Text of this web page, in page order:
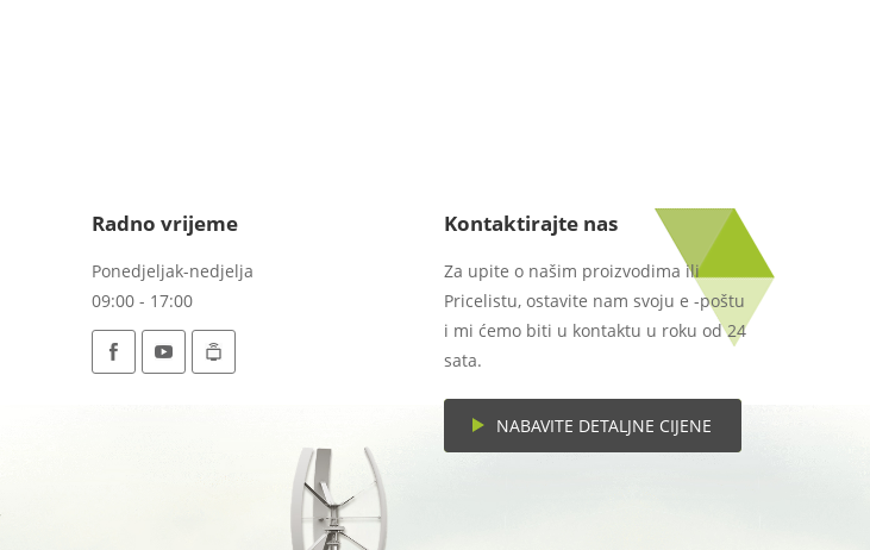
Radno vrijeme
Ponedjeljak-nedjelja
09:00 - 17:00
Kontaktirajte nas
Za upite o našim proizvodima ili
Pricelistu, ostavite nam svoju e -poštu
i mi ćemo biti u kontaktu u roku od 24
sata.
NABAVITE DETALJNE CIJENE